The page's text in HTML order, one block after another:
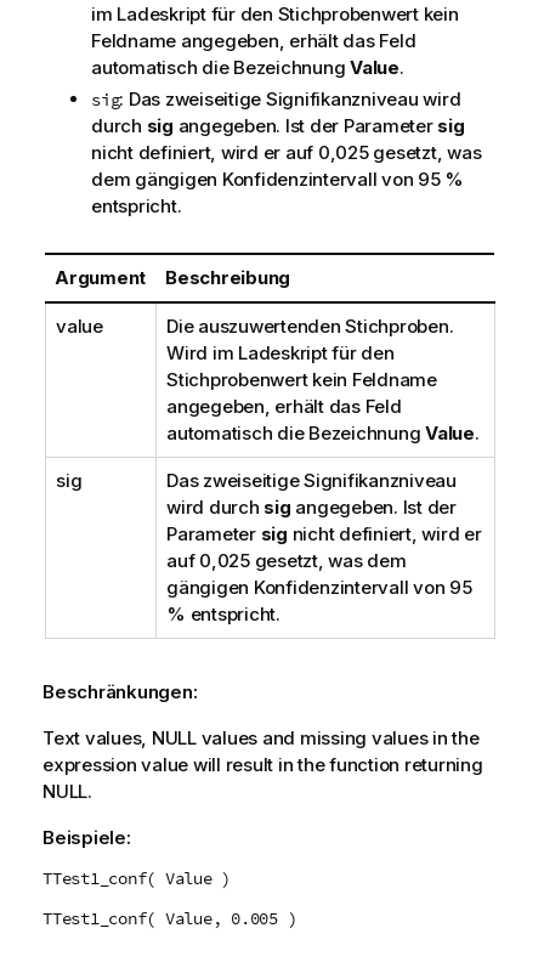
im Ladeskript für den Stichprobenwert kein
Feldname angegeben, erhält das Feld
automatisch die Bezeichnung Value.
sig: Das zweiseitige Signifikanzniveau wird
durch sig angegeben. Ist der Parameter sig
nicht definiert, wird er auf 0,025 gesetzt, was
dem gängigen Konfidenzintervall von 95 %
entspricht.
Argument Beschreibung
value
Die auszuwertenden Stichproben.
Wird im Ladeskript für den
Stichprobenwert kein Feldname
angegeben, erhält das Feld
automatisch die Bezeichnung Value.
sig
Das zweiseitige Signifikanzniveau
wird durch sig angegeben. Ist der
Parameter sig nicht definiert, wird er
auf 0,025 gesetzt, was dem
gängigen Konfidenzintervall von 95
% entspricht.
Beschränkungen:
Text values, NULLvalues and missing values in the
expression value will result in the function returning
NULL.
Beispiele:
TTest1_conf( Value )
TTest1_conf( Value, 0.005 )